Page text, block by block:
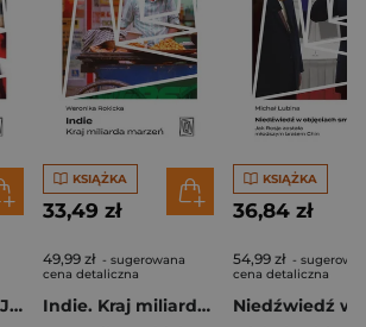
Węgry na nowo. Jak Viktor Orbán zaprogramował narodową tożsamość
KSIĄŻKA
33,49 zł
49,99 zł - sugerowana
cena detaliczna
Indie. Kraj miliarda marzeń
KSIĄŻKA
36,84 zł
54,99 zł -
cena detaliczna